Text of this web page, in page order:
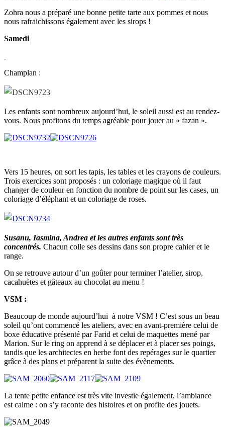
Zohra nous a préparé une bonne petite tarte aux pommes et nous
nous rafraichissons également avec les sirops !
Samedi
Champlan :
Les enfants sont nombreux aujourd’hui, le soleil aussi est au rendez-
vous. Nous profitons du temps agréable pour jouer au « fazan ».
Vers 15 heures, on sort les tapis, les tables et les crayons de couleurs.
Trois exercices sont proposés : un coloriage magique où il faut
changer de couleur en fonction du nombre de point sur les cases, un
coloriage d’éléphant et un coloriage de roses.
Susanu, Iasmina, Andrea et les autres enfants sont très
concentrés. Chacun colle ses dessins dans son propre cahier et le
range.
On se retrouve autour d’un goûter pour terminer l’atelier, sirop,
cacahuètes et gâteaux au chocolat au menu !
VSM :
Beaucoup de monde aujourd’hui à notre VSM ! C’est sous un beau
soleil qu’ont commencé les ateliers, avec en avant-première celui de
boxe éducative présenté par Farid et celui de maquettes mené par
Marion. Sur le ring on apprend à se déplacer et à placer ses poings,
tandis que les architectes en herbe font des repérages sur le quartier
grâce à des plans et préparent la suite des évènements.
La tente petite enfance est très vite investie également, l’ambiance
est calme : on s’y raconte des histoires et on profite des jouets.